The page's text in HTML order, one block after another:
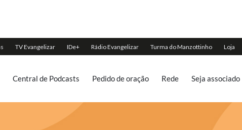
Central de Podcasts Pedido de oração Rede Seja associado